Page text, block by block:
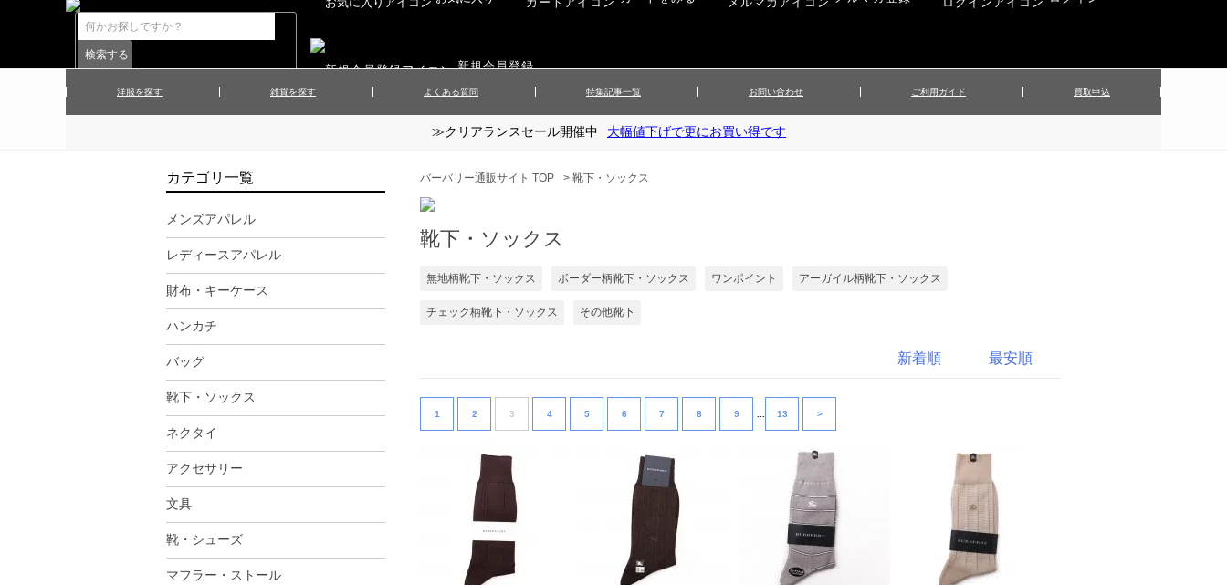
新規会員登録
洋服を探す
▲メンズニット
▲レディースワンピース ▲レディーススカート
雑貨を探す
▲財布・キーケース
▲アクセサリー ▲靴下・ソックス ▲靴／シューズ
▲マフラー／ストール
よくある質問 特集記事一覧 お問い合わせ ご利用ガイド 買取申込
≫クリアランスセール開催中 大幅値下げで更にお買い得です
バーバリー通販サイト TOP > 靴下・ソックス
靴下・ソックス
無地柄靴下・ソックス ボーダー柄靴下・ソックス ワンポイント アーガイル柄靴下・ソックス
チェック柄靴下・ソックス その他靴下
最安順
新着順
1 2 3 4 5 6 7 8 9 13 >
カテゴリ一覧
メンズアパレル
レディースアパレル
財布・キーケース
ハンカチ
バッグ
靴下・ソックス
ネクタイ
アクセサリー
文具
靴・シューズ
マフラー・ストール